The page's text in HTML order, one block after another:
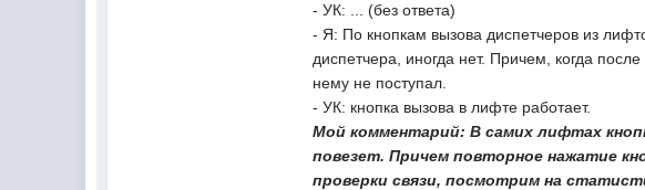
- УК: ... (без ответа)
- Я: По кнопкам вызова диспетчеров из
диспетчера, иногда нет. Причем, когда
нему не поступал.
- УК: кнопка вызова в лифте работает.
Мой комментарий: В самих лифтах
повезет. Причем повторное нажатие
проверки связи, посмотрим на